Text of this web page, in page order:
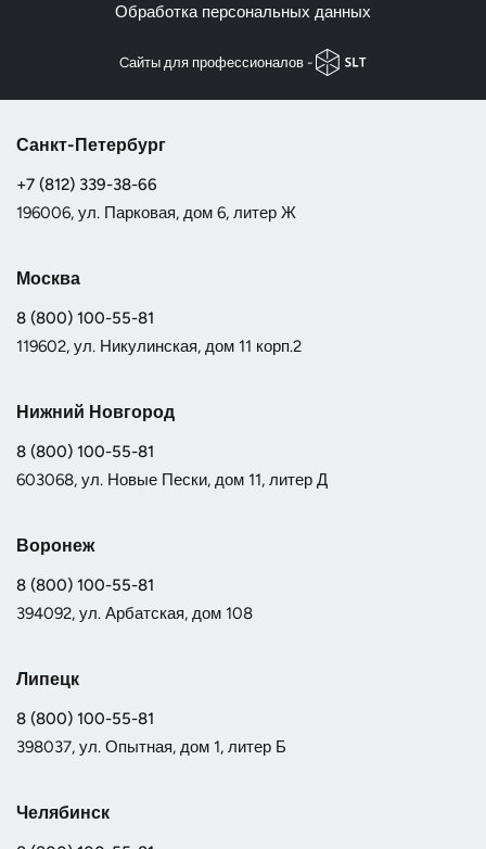
Обработка персональных данных
Cайты для профессионалов -
Санкт-Петербург
+7 (812) 339-38-66
196006, ул. Парковая, дом 6, литер Ж
Москва
8 (800) 100-55-81
119602, ул. Никулинская, дом 11 корп.2
Нижний Новгород
8 (800) 100-55-81
603068, ул. Новые Пески, дом 11, литер Д
Воронеж
8 (800) 100-55-81
394092, ул. Арбатская, дом 108
Липецк
8 (800) 100-55-81
398037, ул. Опытная, дом 1, литер Б
Челябинск